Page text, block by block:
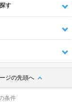
す
ジの先頭へ
条件